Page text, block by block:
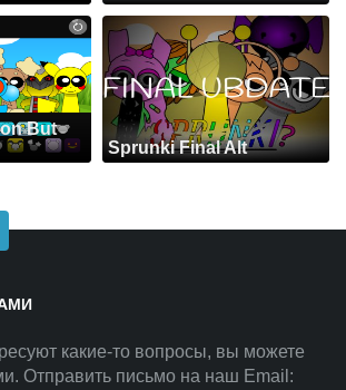
But
Sprunki Final Alt
какие-то вопросы, вы можете
Отправить письмо на наш Email: